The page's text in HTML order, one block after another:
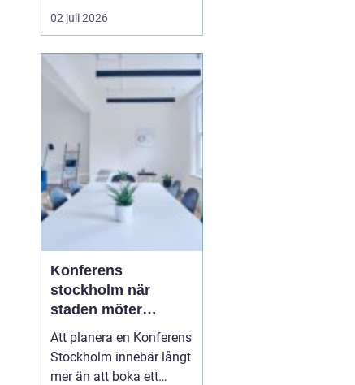
hantverk och personlig
stil möts. För många
Antikaffär Stockholm
lika mycket om känslan
som om själva köpet.
02 juli 2026
Konferens
stockholm när
staden möter
skärgård och
landsbygd
Att planera en Konferens
Stockholm innebär långt
mer än att boka ett